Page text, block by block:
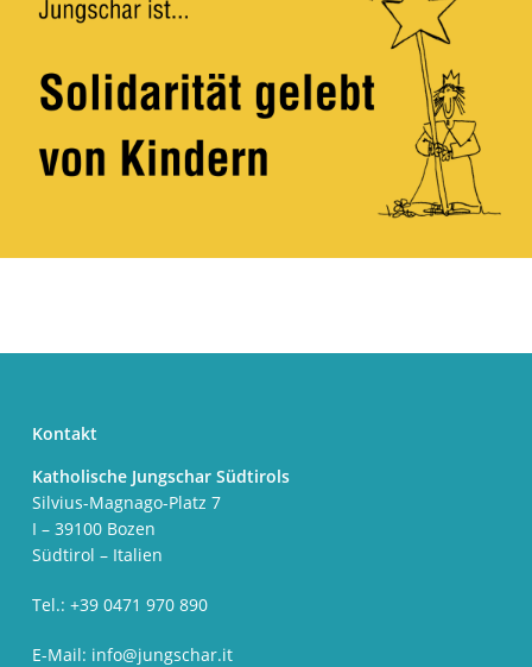
Kontakt
Katholische Jungschar Südtirols
Silvius-Magnago-Platz 7
I – 39100 Bozen
Südtirol – Italien
Tel.: +39 0471 970 890
E-Mail: info@jungschar.it